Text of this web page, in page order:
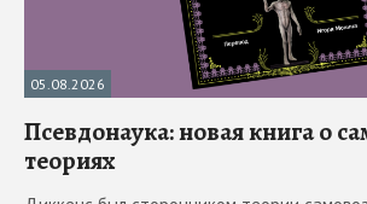
05.08.2026
Псевдонаука: новая книга о
теориях